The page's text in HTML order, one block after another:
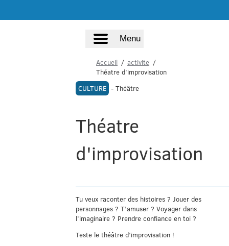
Menu
Accueil
activite
Théatre d'improvisation
CULTURE - Théâtre
Théatre
d'improvisation
Tu veux raconter des histoires ? Jouer des
personnages ? T’amuser ? Voyager dans
l’imaginaire ? Prendre confiance en toi ?
Teste le théâtre d’improvisation !